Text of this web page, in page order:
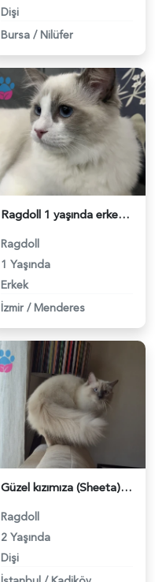
Dişi
Bursa / Nilüfer
Ragdoll 1 yaşında erkek - 118983262
Ragdoll
1 Yaşında
Erkek
İzmir / Menderes
Güzel kızımıza (Sheeta) ragdoll eş arıyoruz - 118983013
Ragdoll
2 Yaşında
Dişi